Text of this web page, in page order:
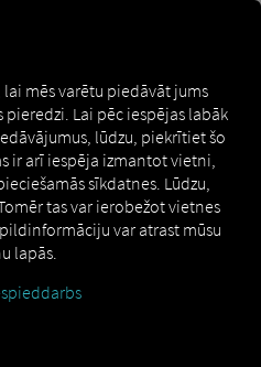
JŪSU
RIO
GmbH.
mēs varētu piedāvāt jums
Lai pēc iespējas labāk
lūdzu, piekrītiet šo
ir arī iespēja izmantot vietni,
sīkdatnes. Lūdzu,
tas var ierobežot vietnes
var atrast mūsu
lapās.